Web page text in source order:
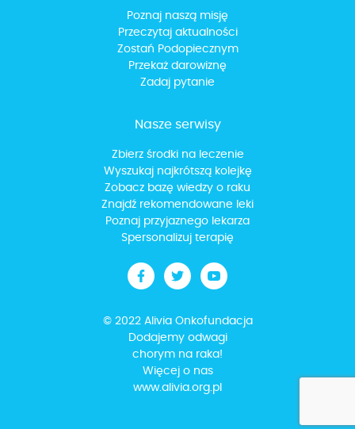
Poznaj naszą misję
Przeczytaj aktualności
Zostań Podopiecznym
Przekaż darowiznę
Zadaj pytanie
Nasze serwisy
Zbierz środki na leczenie
Wyszukaj najkrótszą kolejkę
Zobacz bazę wiedzy o raku
Znajdź rekomendowane leki
Poznaj przyjaznego lekarza
Spersonalizuj terapię
© 2022 Alivia Onkofundacja
Dodajemy odwagi
chorym na raka!
Więcej o nas
www.alivia.org.pl